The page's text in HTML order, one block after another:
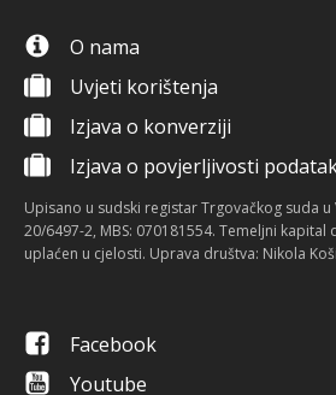
O nama
Uvjeti korištenja
Izjava o konverziji
Izjava o povjerljivosti
Upisano u sudski registar Trgovačkog suda
20/6497-2, MBS: 070181554. Temeljni kapital
uplaćen u cjelosti. Uprava društva: Nikola
Facebook
Youtube